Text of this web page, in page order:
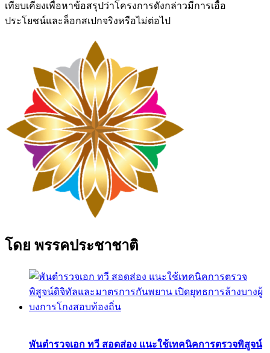
เทียบเคียงเพื่อหาข้อสรุปว่าโครงการดังกล่าวมีการเอื้อ
ประโยชน์และล็อกสเปกจริงหรือไม่ต่อไป
โดย พรรคประชาชาติ
พันตำรวจเอก ทวี สอดส่อง แนะใช้เทคนิคการตรวจพิสูจน์